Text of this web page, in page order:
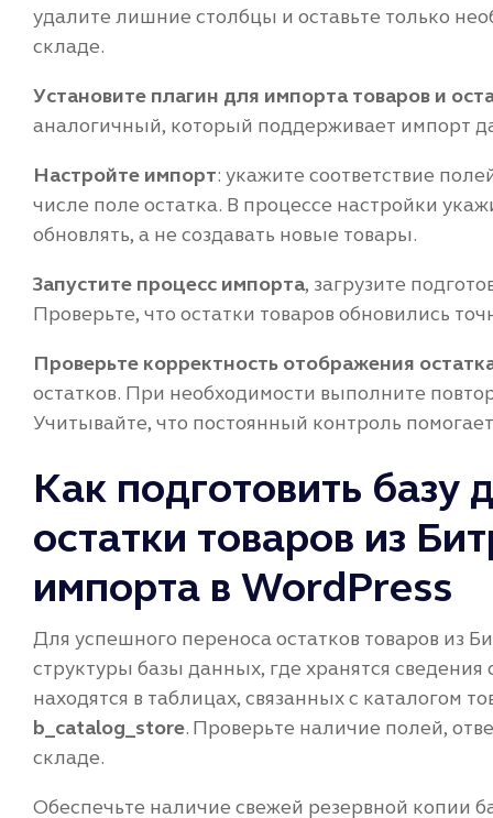
удалите лишние столбцы и оставьте только
складе.
Установите плагин для импорта товаров и
аналогичный, который поддерживает импорт
Настройте импорт: укажите соответствие
числе поле остатка. В процессе настройки
обновлять, а не создавать новые товары.
Запустите процесс импорта, загрузите
Проверьте, что остатки товаров обновились
Проверьте корректность отображения
остатков. При необходимости выполните
Учитывайте, что постоянный контроль
Как подготовить базу
остатки товаров из
импорта в WordPress
Для успешного переноса остатков товаров из
структуры базы данных, где хранятся
находятся в таблицах, связанных с каталогом
b_catalog_store. Проверьте наличие полей,
складе.
Обеспечьте наличие свежей резервной копии